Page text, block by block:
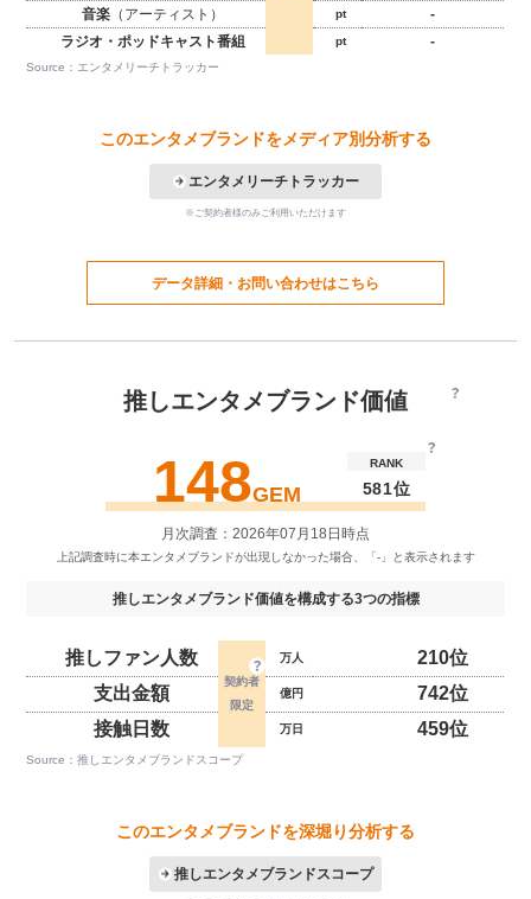
音楽（アーティスト） pt
-
ラジオ・ポッドキャスト番組
pt -
Source：エンタメリーチトラッカー
このエンタメブランドをメディア別分析する
エンタメリーチトラッカー
※ご契約者様のみご利用いただけます
データ詳細・お問い合わせはこちら
推しエンタメブランド価値
148GEM
RANK
581位
月次調査：2026年07月18日時点
推しエンタメブランド価値を構成する3つの指標
推しファン人数 万人
210位
支出金額
億円
742位
接触日数
万日 459位
Source：推しエンタメブランドスコープ
このエンタメブランドを深堀り分析する
推しエンタメブランドスコープ